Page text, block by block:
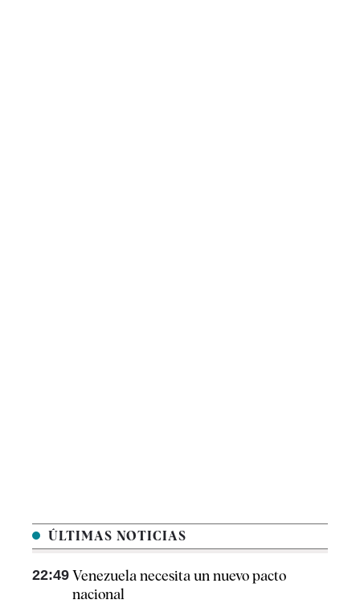
ÚLTIMAS NOTICIAS
22:49 Venezuela necesita un nuevo pacto
nacional